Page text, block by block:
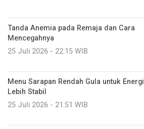
Tanda Anemia pada Remaja dan Cara
Mencegahnya
25 Juli 2026 - 22:15 WIB
Menu Sarapan Rendah Gula untuk Energi
Lebih Stabil
25 Juli 2026 - 21:51 WIB